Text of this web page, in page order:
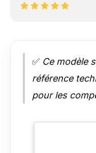
✅ Ce modèle
référence
pour les